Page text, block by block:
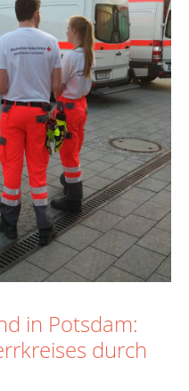
in Potsdam:
durch